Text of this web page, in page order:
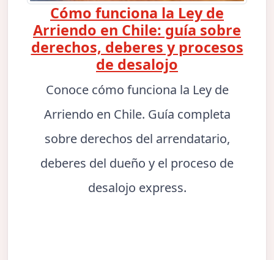
Cómo funciona la Ley de
Arriendo en Chile: guía sobre
derechos, deberes y procesos
de desalojo
Conoce cómo funciona la Ley de
Arriendo en Chile. Guía completa
sobre derechos del arrendatario,
deberes del dueño y el proceso de
desalojo express.